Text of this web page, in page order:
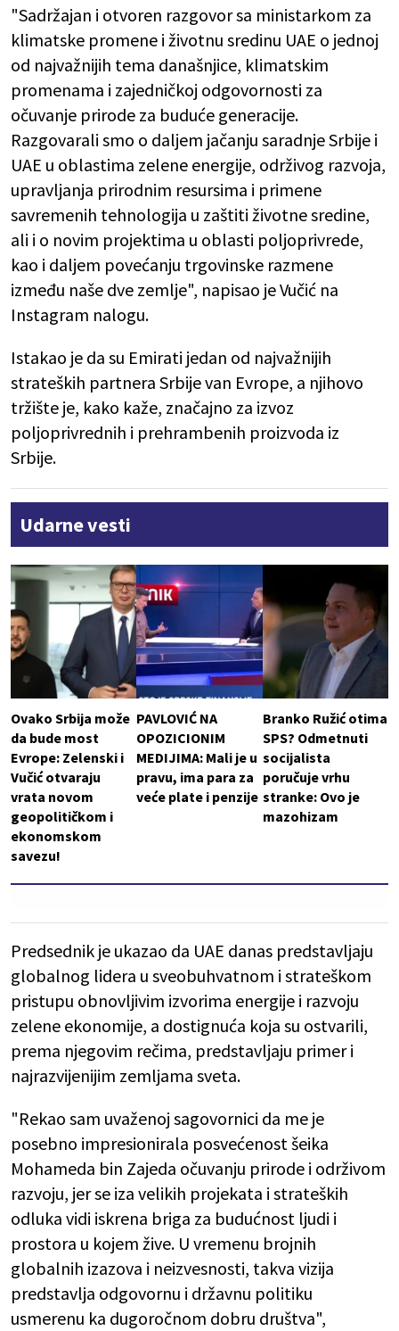
"Sadržajan i otvoren razgovor sa ministarkom za
klimatske promene i životnu sredinu UAE o jednoj
od najvažnijih tema današnjice, klimatskim
promenama i zajedničkoj odgovornosti za
očuvanje prirode za buduće generacije.
Razgovarali smo o daljem jačanju saradnje Srbije i
UAE u oblastima zelene energije, održivog razvoja,
upravljanja prirodnim resursima i primene
savremenih tehnologija u zaštiti životne sredine,
ali i o novim projektima u oblasti poljoprivrede,
kao i daljem povećanju trgovinske razmene
između naše dve zemlje", napisao je Vučić na
Instagram nalogu.
Istakao je da su Emirati jedan od najvažnijih
strateških partnera Srbije van Evrope, a njihovo
tržište je, kako kaže, značajno za izvoz
poljoprivrednih i prehrambenih proizvoda iz
Srbije.
Udarne vesti
Ovako Srbija može
da bude most
Evrope: Zelenski i
Vučić otvaraju
vrata novom
geopolitičkom i
ekonomskom
savezu!
PAVLOVIĆ NA
OPOZICIONIM
MEDIJIMA: Mali je u
pravu, ima para za
veće plate i penzije
Branko Ružić otima
SPS? Odmetnuti
socijalista
poručuje vrhu
stranke: Ovo je
mazohizam
Predsednik je ukazao da UAE danas predstavljaju
globalnog lidera u sveobuhvatnom i strateškom
pristupu obnovljivim izvorima energije i razvoju
zelene ekonomije, a dostignuća koja su ostvarili,
prema njegovim rečima, predstavljaju primer i
najrazvijenijim zemljama sveta.
"Rekao sam uvaženoj sagovornici da me je
posebno impresionirala posvećenost šeika
Mohameda bin Zajeda očuvanju prirode i održivom
razvoju, jer se iza velikih projekata i strateških
odluka vidi iskrena briga za budućnost ljudi i
prostora u kojem žive. U vremenu brojnih
globalnih izazova i neizvesnosti, takva vizija
predstavlja odgovornu i državnu politiku
usmerenu ka dugoročnom dobru društva",